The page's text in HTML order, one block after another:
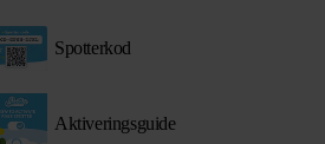
Spotterkod
Aktiveringsguide